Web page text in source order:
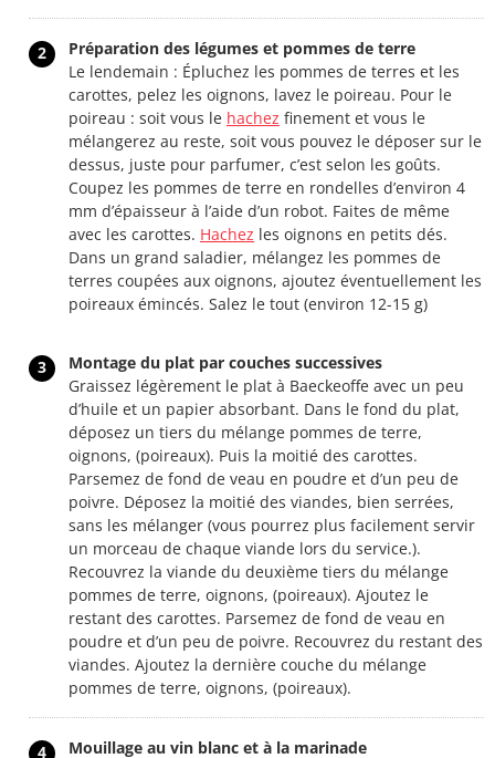
2
Préparation des légumes et pommes de terre
Le lendemain : Épluchez les pommes de terres et les
carottes, pelez les oignons, lavez le poireau. Pour le
poireau : soit vous le hachez finement et vous le
mélangerez au reste, soit vous pouvez le déposer sur le
dessus, juste pour parfumer, c’est selon les goûts.
Coupez les pommes de terre en rondelles d’environ 4
mm d’épaisseur à l’aide d’un robot. Faites de même
avec les carottes. Hachez les oignons en petits dés.
Dans un grand saladier, mélangez les pommes de
terres coupées aux oignons, ajoutez éventuellement les
poireaux émincés. Salez le tout (environ 12-15 g)
3
Montage du plat par couches successives
Graissez légèrement le plat à Baeckeoffe avec un peu
d’huile et un papier absorbant. Dans le fond du plat,
déposez un tiers du mélange pommes de terre,
oignons, (poireaux). Puis la moitié des carottes.
Parsemez de fond de veau en poudre et d’un peu de
poivre. Déposez la moitié des viandes, bien serrées,
sans les mélanger (vous pourrez plus facilement servir
un morceau de chaque viande lors du service.).
Recouvrez la viande du deuxième tiers du mélange
pommes de terre, oignons, (poireaux). Ajoutez le
restant des carottes. Parsemez de fond de veau en
poudre et d’un peu de poivre. Recouvrez du restant des
viandes. Ajoutez la dernière couche du mélange
pommes de terre, oignons, (poireaux).
4 Mouillage au vin blanc et à la marinade